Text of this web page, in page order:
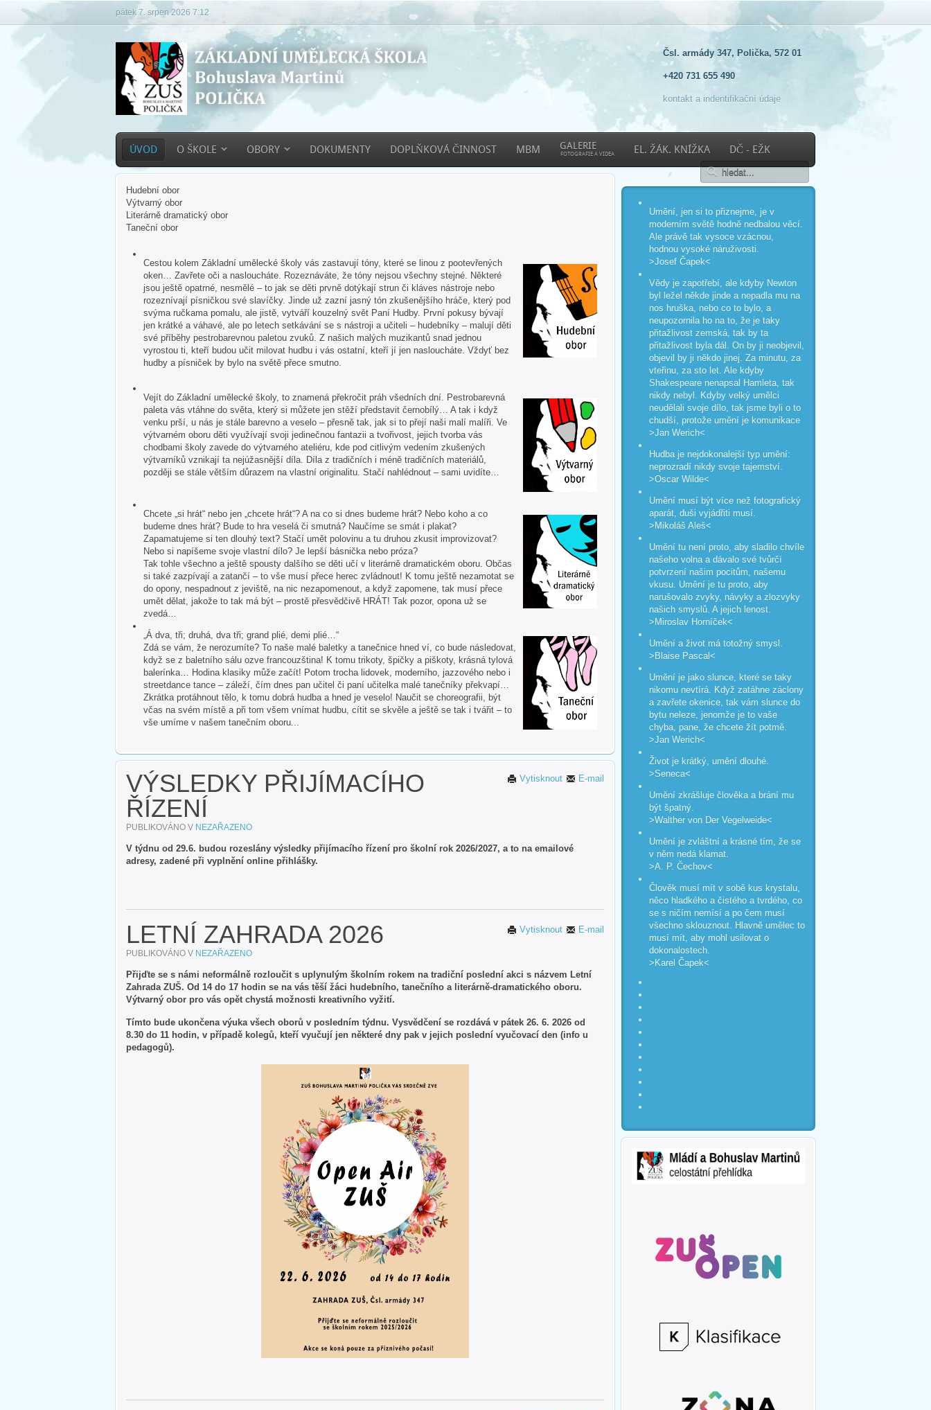
pátek 7. srpen 2026 7:12
Čsl. armády 347, Polička, 572 01
+420 731 655 490
kontakt a indentifikační údaje
ÚVOD O ŠKOLE OBORY DOKUMENTY DOPLŇKOVÁ ČINNOST MBM GALERIE
FOTOGRAFIE A VIDEA EL. ŽÁK. KNÍŽKA DČ - EŽK
Hudební obor
Výtvarný obor
Literárně dramatický obor
Taneční obor
Cestou kolem Základní umělecké školy vás zastavují tóny, které se linou z pootevřených
oken… Zavřete oči a nasloucháte. Rozeznáváte, že tóny nejsou všechny stejné. Některé
jsou ještě opatrné, nesmělé – to jak se děti prvně dotýkají strun či kláves nástroje nebo
rozeznívají písničkou své slavíčky. Jinde už zazní jasný tón zkušenějšího hráče, který pod
svýma ručkama pomalu, ale jistě, vytváří kouzelný svět Paní Hudby. První pokusy bývají
jen krátké a váhavé, ale po letech setkávání se s nástroji a učiteli – hudebníky – malují děti
své příběhy pestrobarevnou paletou zvuků. Z našich malých muzikantů snad jednou
vyrostou ti, kteří budou učit milovat hudbu i vás ostatní, kteří jí jen nasloucháte. Vždyť bez
hudby a písniček by bylo na světě přece smutno.
Vejít do Základní umělecké školy, to znamená překročit práh všedních dní. Pestrobarevná
paleta vás vtáhne do světa, který si můžete jen stěží představit černobílý… A tak i když
venku prší, u nás je stále barevno a veselo – přesně tak, jak si to přejí naši malí malíři. Ve
výtvarném oboru děti využívají svoji jedinečnou fantazii a tvořivost, jejich tvorba vás
chodbami školy zavede do výtvarného ateliéru, kde pod citlivým vedením zkušených
výtvarníků vznikají ta nejúžasnější díla. Díla z tradičních i méně tradičních materiálů,
později se stále větším důrazem na vlastní originalitu. Stačí nahlédnout – sami uvidíte…
Chcete „si hrát“ nebo jen „chcete hrát“? A na co si dnes budeme hrát? Nebo koho a co
budeme dnes hrát? Bude to hra veselá či smutná? Naučíme se smát i plakat?
Zapamatujeme si ten dlouhý text? Stačí umět polovinu a tu druhou zkusit improvizovat?
Nebo si napíšeme svoje vlastní dílo? Je lepší básnička nebo próza?
Tak tohle všechno a ještě spousty dalšího se děti učí v literárně dramatickém oboru. Občas
si také zazpívají a zatančí – to vše musí přece herec zvládnout! K tomu ještě nezamotat se
do opony, nespadnout z jeviště, na nic nezapomenout, a když zapomene, tak musí přece
umět dělat, jakože to tak má být – prostě přesvědčivě HRÁT! Tak pozor, opona už se
zvedá…
„Á dva, tři; druhá, dva tři; grand plié, demi plié…“
Zdá se vám, že nerozumíte? To naše malé baletky a tanečnice hned ví, co bude následovat,
když se z baletního sálu ozve francouzština! K tomu trikoty, špičky a piškoty, krásná tylová
balerínka… Hodina klasiky může začít! Potom trocha lidovek, moderního, jazzového nebo i
streetdance tance – záleží, čím dnes pan učitel či paní učitelka malé tanečníky překvapí…
Zkrátka protáhnout tělo, k tomu dobrá hudba a hned je veselo! Naučit se choreografii, být
včas na svém místě a při tom všem vnímat hudbu, cítit se skvěle a ještě se tak i tvářit – to
vše umíme v našem tanečním oboru...
E-mail
Vytisknout
VÝSLEDKY PŘIJÍMACÍHO
ŘÍZENÍ
PUBLIKOVÁNO V NEZAŘAZENO
V týdnu od 29.6. budou rozeslány výsledky přijímacího řízení pro školní rok 2026/2027, a to na emailové
adresy, zadené při vyplnění online přihlášky.
E-mail
Vytisknout
LETNÍ ZAHRADA 2026
PUBLIKOVÁNO V NEZAŘAZENO
Přijďte se s námi neformálně rozloučit s uplynulým školním rokem na tradiční poslední akci s názvem Letní
Zahrada ZUŠ. Od 14 do 17 hodin se na vás těší žáci hudebního, tanečního a literárně-dramatického oboru.
Výtvarný obor pro vás opět chystá možnosti kreativního vyžití.
Tímto bude ukončena výuka všech oborů v posledním týdnu. Vysvědčení se rozdává v pátek 26. 6. 2026 od
8.30 do 11 hodin, v případě kolegů, kteří vyučují jen některé dny pak v jejich poslední vyučovací den (info u
pedagogů).
Umění, jen si to přiznejme, je v
moderním světě hodně nedbalou věcí.
Ale právě tak vysoce vzácnou,
hodnou vysoké náruživosti.
>Josef Čapek<
Vědy je zapotřebí, ale kdyby Newton
byl ležel někde jinde a nepadla mu na
nos hruška, nebo co to bylo, a
neupozornila ho na to, že je taky
přitažlivost zemská, tak by ta
přitažlivost byla dál. On by ji neobjevil,
objevil by ji někdo jinej. Za minutu, za
vteřinu, za sto let. Ale kdyby
Shakespeare nenapsal Hamleta, tak
nikdy nebyl. Kdyby velký umělci
neudělali svoje dílo, tak jsme byli o to
chudší, protože umění je komunikace
>Jan Werich<
Hudba je nejdokonalejší typ umění:
neprozradí nikdy svoje tajemství.
>Oscar Wilde<
Umění musí být více než fotografický
aparát, duši vyjádřiti musí.
>Mikoláš Aleš<
Umění tu není proto, aby sladilo chvíle
našeho volna a dávalo své tvůrčí
potvrzení našim pocitům, našemu
vkusu. Umění je tu proto, aby
narušovalo zvyky, návyky a zlozvyky
našich smyslů. A jejich lenost.
>Miroslav Horníček<
Umění a život má totožný smysl.
>Blaise Pascal<
Umění je jako slunce, které se taky
nikomu nevtírá. Když zatáhne záclony
a zavřete okenice, tak vám slunce do
bytu neleze, jenomže je to vaše
chyba, pane, že chcete žít potmě.
>Jan Werich<
Život je krátký, umění dlouhé.
>Seneca<
Umění zkrášluje člověka a brání mu
být špatný.
>Walther von Der Vegelweide<
Umění je zvláštní a krásné tím, že se
v něm nedá klamat.
>A. P. Čechov<
Člověk musí mít v sobě kus krystalu,
něco hladkého a čistého a tvrdého, co
se s ničím nemísí a po čem musí
všechno sklouznout. Hlavně umělec to
musí mít, aby mohl usilovat o
dokonalostech.
>Karel Čapek<